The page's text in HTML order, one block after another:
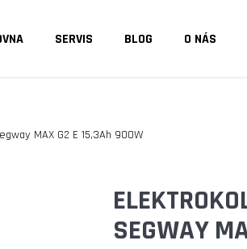
SERVIS BLOG O NÁS
MAX G2 E 15,3Ah 900W
SEGWAY